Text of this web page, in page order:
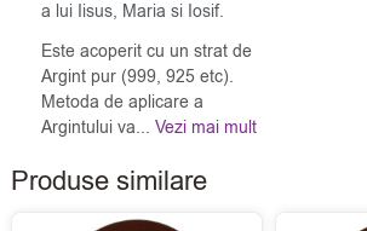
a lui Iisus, Maria si Iosif.
Este acoperit cu un strat de
Argint pur (999, 925 etc).
Metoda de aplicare a
Argintului va... Vezi mai mult
Produse similare